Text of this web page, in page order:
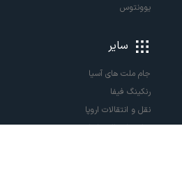
یوونتوس
سایر
جام ملت های آسیا
رنکینگ فیفا
نقل و انتقالات اروپا
نقل و انتقالات ایران